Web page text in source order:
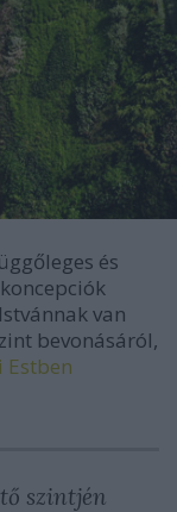
és
van
bevonásáról,
Estben
szintjén